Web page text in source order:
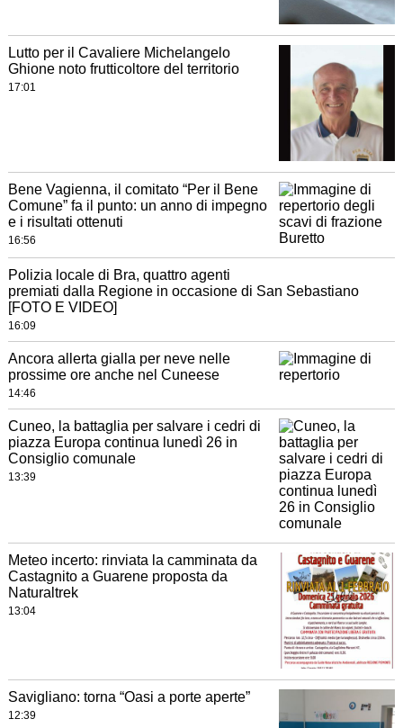
Lutto per il Cavaliere Michelangelo
Ghione noto frutticoltore del territorio
17:01
Bene Vagienna, il comitato “Per il Bene
Comune” fa il punto: un anno di impegno
e i risultati ottenuti
16:56
Polizia locale di Bra, quattro agenti
premiati dalla Regione in occasione di San Sebastiano
[FOTO E VIDEO]
16:09
Ancora allerta gialla per neve nelle
prossime ore anche nel Cuneese
14:46
Cuneo, la battaglia per salvare i cedri di
piazza Europa continua lunedì 26 in
Consiglio comunale
13:39
Meteo incerto: rinviata la camminata da
Castagnito a Guarene proposta da
Naturaltrek
13:04
Savigliano: torna “Oasi a porte aperte”
12:39